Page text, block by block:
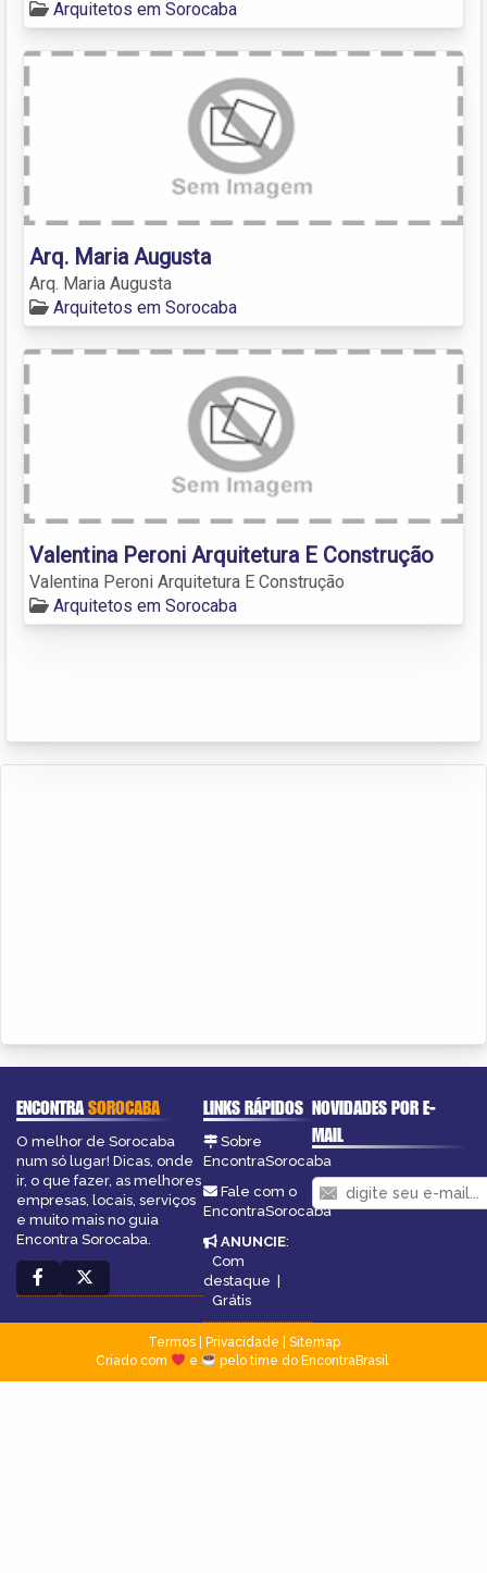
Arquitetos em Sorocaba
Arq. Maria Augusta
Arq. Maria Augusta
Arquitetos em Sorocaba
Valentina Peroni Arquitetura E Construção
Valentina Peroni Arquitetura E Construção
Arquitetos em Sorocaba
ENCONTRASOROCABA
O melhor de Sorocaba
num só lugar! Dicas, onde
ir, o que fazer, as melhores
empresas, locais, serviços
e muito mais no guia
Encontra Sorocaba.
LINKS RÁPIDOS
Sobre
EncontraSorocaba
Fale com o
EncontraSorocaba
ANUNCIE:
Com
destaque |
Grátis
NOVIDADES POR E-
MAIL
Termos| Privacidade
Sitemap
Criado com
e pelo time do EncontraBrasil